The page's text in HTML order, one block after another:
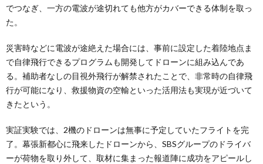
でつなぎ、一方の電波が途切れても他方がカバーできる体制を取っ
た。
災害時などに電波が途絶えた場合には、事前に設定した着陸地点ま
で自律飛行できるプログラムも開発してドローンに組み込んであ
る。補助者なしの目視外飛行が解禁されたことで、非常時の自律飛
行が可能になり、救援物資の空輸といった活用法も実現が近づいて
きたという。
実証実験では、2機のドローンは無事に予定していたフライトを完
了。幕張新都心に飛来したドローンから、SBSグループのドライバ
ーが荷物を取り外して、取材に集まった報道陣に成功をアピールし